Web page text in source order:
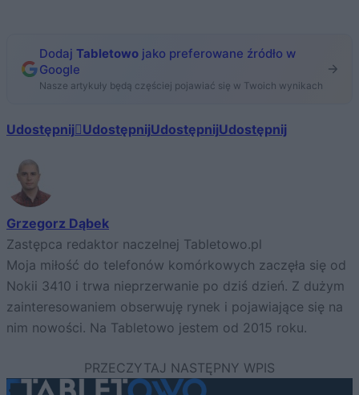
Dodaj Tabletowo jako preferowane źródło w
Google
Nasze artykuły będą częściej pojawiać się w Twoich wynikach
Udostępnij UdostępnijUdostępnijUdostępnij
Grzegorz Dąbek
Zastępca redaktor naczelnej Tabletowo.pl
Moja miłość do telefonów komórkowych zaczęła się od
Nokii 3410 i trwa nieprzerwanie po dziś dzień. Z dużym
zainteresowaniem obserwuję rynek i pojawiające się na
nim nowości. Na Tabletowo jestem od 2015 roku.